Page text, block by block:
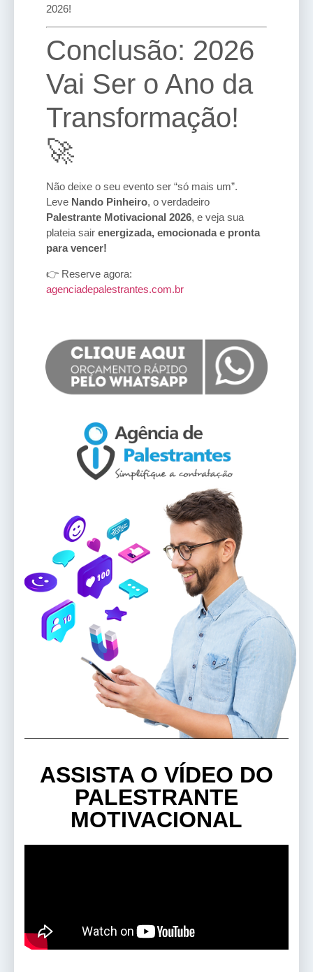
2026!
Conclusão: 2026
Vai Ser o Ano da
Transformação!
🚀
Não deixe o seu evento ser “só mais um”.
Leve Nando Pinheiro, o verdadeiro
Palestrante Motivacional 2026, e veja sua
plateia sair energizada, emocionada e pronta
para vencer!
👉 Reserve agora:
agenciadepalestrantes.com.br
ASSISTA O VÍDEO DO
PALESTRANTE
MOTIVACIONAL